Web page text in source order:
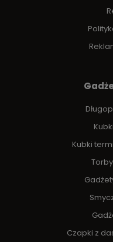
Kubki
Czapki z